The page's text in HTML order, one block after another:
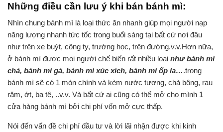
Những điều cần lưu ý khi bán bánh mì:
Nhìn chung bánh mì là loại thức ăn nhanh giúp mọi người nạp
năng lượng nhanh tức tốc trong buổi sáng tại bất cứ nơi đâu
như trên xe buýt, công ty, trường học, trên đường.v.v.Hơn nữa,
ở bánh mì được mọi người chế biến rất nhiều loại như bánh mì
chả, bánh mì gà, bánh mì xúc xích, bánh mì ốp la….trong
bánh mì sẽ có 1 món chính và kèm nước tương, chà bông, rau
răm, ớt, ba tê, ..v.v. Và bất cứ ai cũng có thể mở cho mình 1
cửa hàng bánh mì bởi chi phí vốn mở cực thấp.
Nói đến vấn đề chi phí đầu tư và lời lãi nhận được khi kinh